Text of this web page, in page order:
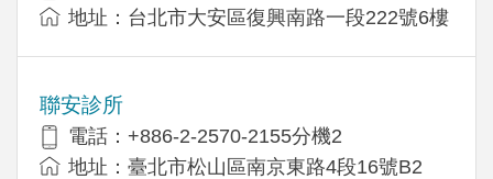
地址：台北市大安區復興南路一段222號6樓
聯安診所
電話：+886-2-2570-2155分機2
地址：臺北市松山區南京東路4段16號B2